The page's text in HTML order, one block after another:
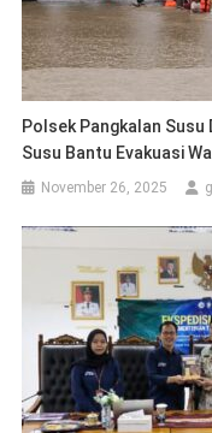
Polsek Pangkalan Susu
Susu Bantu Evakuasi
November 26, 2025